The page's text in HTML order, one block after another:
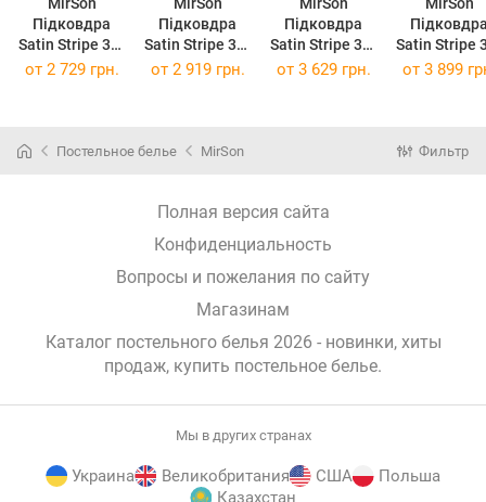
Підковдра
Satin Stripe 30-
0004 Cream
Підковдра
Satin Stripe 30-
0004 Cream
Підковдра
Satin Stripe 30-
0004 Cream
Satin Stripe
0004
от 2 729 грн. от 2 919 грн. от 3 629 грн. от 3 899
Постельное белье MirSon Фильтр
Полная версия сайта
Конфиденциальность
Вопросы и пожелания по сайту
Магазинам
Каталог постельного белья 2026 - новинки, хиты
продаж, купить постельное белье.
Мы в других странах
Украина Великобритания США
Польша
Казахстан